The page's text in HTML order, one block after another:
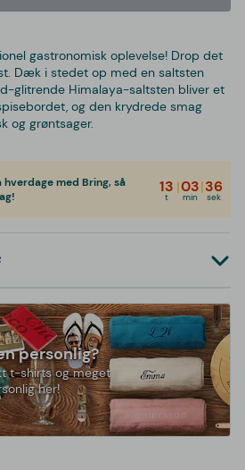
gastronomisk oplevelse! Drop det
Dæk i stedet op med en saltsten
glitrende Himalaya-saltsten bliver et
og den krydrede smag
og grøntsager.
hverdage med Bring, så
13
t
|03
min
|36
sek
personlig?
t-shirts og meget
her!